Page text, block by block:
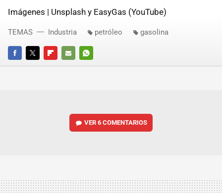
Imágenes | Unsplash y EasyGas (YouTube)
FACEBOOKTWITTERFLIPBOARD
E-
WHATSAPP
TEMAS Industria petróleo gasolina
VER6 COMENTARIOS